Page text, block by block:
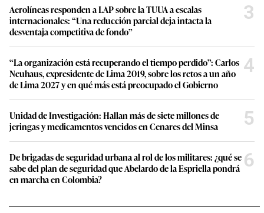
Aerolíneas responden a LAP sobre la TUUA a escalas
internacionales: “Una reducción parcial deja intacta la
desventaja competitiva de fondo”
3
“La organización está recuperando el tiempo perdido”: Carlos
Neuhaus, expresidente de Lima 2019, sobre los retos a un año
de Lima 2027 y en qué más está preocupado el Gobierno
4
Unidad de Investigación: Hallan más de siete millones de
jeringas y medicamentos vencidos en Cenares del Minsa
5
De brigadas de seguridad urbana al rol de los militares: ¿qué se
sabe del plan de seguridad que Abelardo de la Espriella pondrá
en marcha en Colombia?
6